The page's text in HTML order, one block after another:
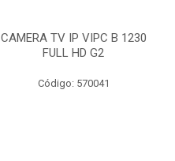
CAMERA TV IP VIPC B 1230
FULL HD G2
Código: 570041